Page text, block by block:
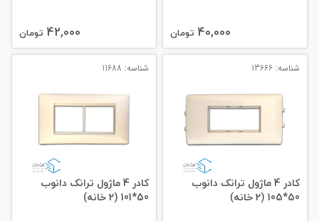
40,000 تومان 42,000 تومان
شناسه: 13666
کادر 4 ماژول ترانک دانوب
50*105 (2 خانه)
شناسه: 11688
کادر 4 ماژول ترانک دانوب
50*101 (2 خانه)